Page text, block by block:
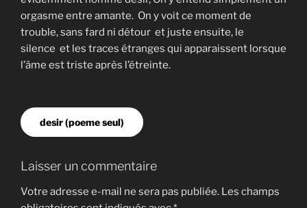
orgasme entre amante. On y voit ce moment de
trouble, sans fard ni détour et juste ensuite, le
silence et les traces étranges qui apparaissent lorsque
l’âme est triste après l’étreinte.
desir (poeme seul)
Laisser un commentaire
Votre adresse e-mail ne sera pas publiée. Les champs